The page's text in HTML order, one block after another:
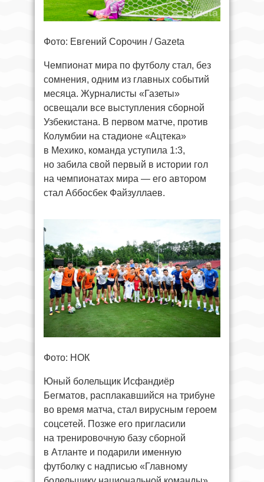
Фото: Евгений Сорочин / Gazeta
Чемпионат мира по футболу стал, без
сомнения, одним из главных событий
месяца. Журналисты «Газеты»
освещали все выступления сборной
Узбекистана. В первом матче, против
Колумбии на стадионе «Ацтека»
в Мехико, команда уступила 1:3,
но забила свой первый в истории гол
на чемпионатах мира — его автором
стал Аббосбек Файзуллаев.
Фото: НОК
Юный болельщик Исфандиёр
Бегматов, расплакавшийся на трибуне
во время матча, стал вирусным героем
соцсетей. Позже его пригласили
на тренировочную базу сборной
в Атланте и подарили именную
футболку с надписью «Главному